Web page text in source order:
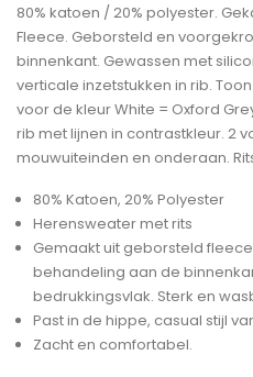
80% katoen / 20% polyester.
Fleece. Geborsteld en
binnenkant. Gewassen met
verticale inzetstukken in rib.
voor de kleur White = Oxford
rib met lijnen in contrastkleur. 2
mouwuiteinden en onderaan.
80% Katoen, 20% Polyester
Herensweater met rits
Gemaakt uit geborsteld
behandeling aan de
bedrukkingsvlak. Sterk en
Past in de hippe, casual stijl
Zacht en comfortabel.